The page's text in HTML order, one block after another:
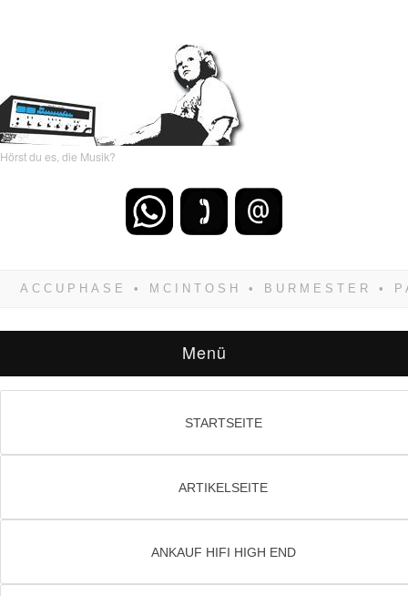
Hörst du es, die Musik?
zwangsläufig siegen! Und noch was: Hifi
Menü
STARTSEITE
ARTIKELSEITE
ANKAUF HIFI HIGH END